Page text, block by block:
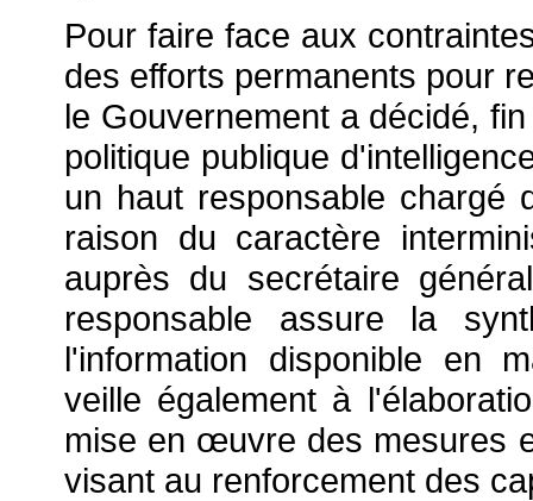
Pour faire face aux
des efforts permanents pour
le Gouvernement a décidé,
politique publique
un haut responsable chargé
raison du caractère
auprès du secrétaire
responsable assure la
l'information disponible en
veille également à
mise en œuvre des mesures
visant au renforcement des